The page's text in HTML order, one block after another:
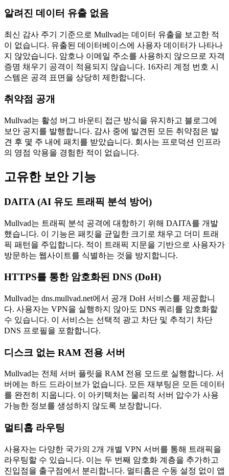
알려진 데이터 유출 없음
최신 감사 주기 기준으로 Mullvad는 데이터 유출을 보고한 적
이 없습니다. 유출된 데이터베이스에 사용자 데이터가 나타나
지 않았습니다. 암호나 이메일 주소를 사용하지 않으므로 자격
증명 채우기 공격이 적용되지 않습니다. 16자리 계정 번호 시
스템은 공격 표면을 상당히 제한합니다.
취약점 공개
Mullvad는 활성 버그 바운티 접근 방식을 유지하고 블로그에
보안 공지를 발행합니다. 감사 중에 발견된 모든 취약점은 발
견 후 몇 주 내에 패치를 받았습니다. 회사는 프로덕션 인프라
의 영점 악용을 경험한 적이 없습니다.
고유한 보안 기능
DAITA (AI 유도 트래픽 분석 방어)
Mullvad는 트래픽 분석 공격에 대항하기 위해 DAITA를 개발
했습니다. 이 기능은 패킷을 균일한 크기로 채우고 더미 트래
픽 패턴을 주입합니다. 적이 트래픽 지문을 기반으로 사용자가
방문하는 웹사이트를 식별하는 것을 방지합니다.
HTTPS를 통한 암호화된 DNS (DoH)
Mullvad는 dns.mullvad.net에서 공개 DoH 서비스를 제공합니
다. 사용자는 VPN을 실행하지 않아도 DNS 쿼리를 암호화할
수 있습니다. 이 서비스는 선택적 광고 차단 및 추적기 차단
DNS 프로필을 포함합니다.
디스크 없는 RAM 전용 서버
Mullvad는 전체 서버 플릿을 RAM 전용 모드로 실행합니다. 서
버에는 하드 드라이브가 없습니다. 모든 재부팅은 모든 데이터
를 완전히 지웁니다. 이 아키텍처는 물리적 서버 압수가 사용
가능한 정보를 생성하지 않도록 보장합니다.
멀티홉 라우팅
사용자는 다양한 국가의 2개 개별 VPN 서버를 통해 트래픽을
라우팅할 수 있습니다. 이는 두 번째 암호화 계층을 추가하고
진입점을 출구점에서 분리합니다. 멀티홉은 수동 설정 없이 앱